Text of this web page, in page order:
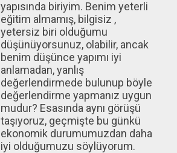
yapısında biriyim. Benim yeterli
eğitim almamış, bilgisiz ,
yetersiz biri olduğumu
düşünüyorsunuz, olabilir, ancak
benim düşünce yapımı iyi
anlamadan, yanlış
değerlendirmede bulunup böyle
değerlendirme yapmanız uygun
mudur? Esasında aynı görüşü
taşıyoruz, geçmişte bu günkü
ekonomik durumumuzdan daha
iyi olduğumuzu söylüyorum.